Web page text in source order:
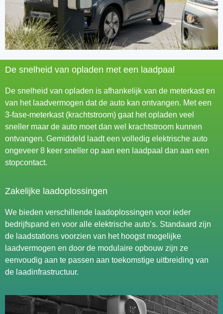
De snelheid van opladen met een laadpaal
De snelheid van opladen is afhankelijk van de meterkast en
van het laadvermogen dat de auto kan ontvangen. Met een
3-fase-meterkast (krachtstroom) gaat het opladen veel
sneller maar de auto moet dan wel krachtstroom kunnen
ontvangen. Gemiddeld laadt een volledig elektrische auto
ongeveer 8 keer sneller op aan een laadpaal dan aan een
stopcontact.
Zakelijke laadoplossingen
We bieden verschillende laadoplossingen voor ieder
bedrijfspand en voor alle elektrische auto’s. Standaard zijn
de laadstations voorzien van het hoogst mogelijke
laadvermogen en door de modulaire opbouw zijn ze
eenvoudig aan te passen aan toekomstige uitbreiding van
de laadinfrastructuur.